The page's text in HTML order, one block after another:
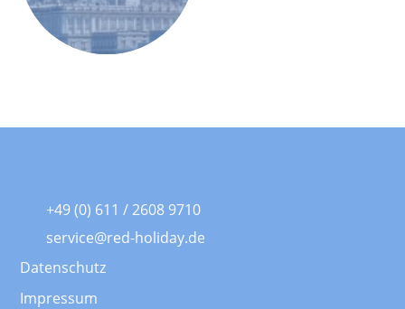
+49 (0) 611 / 2608 9710
service@red-holiday.de
Datenschutz
Impressum